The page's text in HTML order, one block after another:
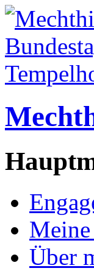
Über